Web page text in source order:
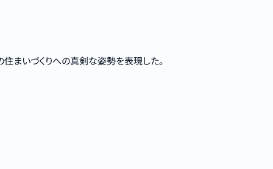
まいづくりへの真剣な姿勢を表現した。